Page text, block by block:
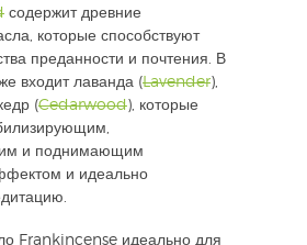
содержит древние
которые способствуют
преданности и почтения. В
входит лаванда (Lavender),
(Cedarwood), которые
и поднимающим
и идеально
Frankincense идеально для